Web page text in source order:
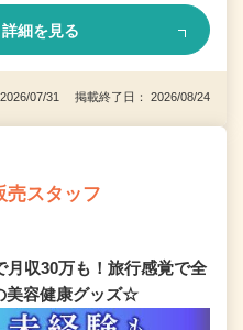
詳細を見る
07/31 掲載終了日： 2026/08/24
売スタッフ
収30万も！旅行感覚で全
美容健康グッズ☆